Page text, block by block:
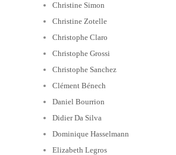
Christine Simon
Christine Zotelle
Christophe Claro
Christophe Grossi
Christophe Sanchez
Clément Bénech
Daniel Bourrion
Didier Da Silva
Dominique Hasselmann
Elizabeth Legros